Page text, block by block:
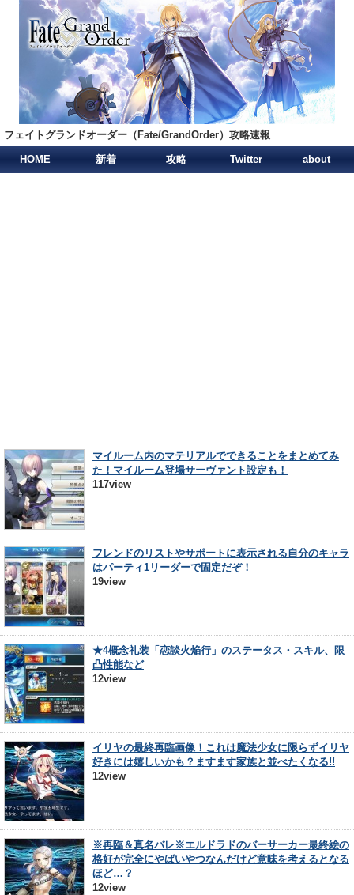
フェイトグランドオーダー（Fate/GrandOrder）攻略速報
HOME 新着 攻略 Twitter about
マイルーム内のマテリアルでできることをまとめてみ
た！マイルーム登場サーヴァント設定も！
117view
フレンドのリストやサポートに表示される自分のキャラ
はパーティ1リーダーで固定だぞ！
19view
★4概念礼装「恋談火焔行」のステータス・スキル、限
凸性能など
12view
イリヤの最終再臨画像！これは魔法少女に限らずイリヤ
好きには嬉しいかも？ますます家族と並べたくなる!!
12view
※再臨＆真名バレ※エルドラドのバーサーカー最終絵の
格好が完全にやばいやつなんだけど意味を考えるとなる
ほど…？
12view